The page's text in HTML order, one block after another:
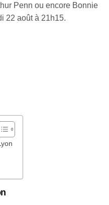
Penn ou encore Bonnie
22 août à 21h15.